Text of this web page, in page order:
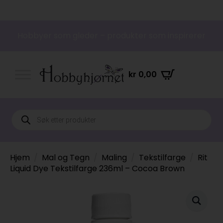
kr 0,00
Products
search
Hjem Mal og Tegn Maling Tekstilfarge
Rit
Liquid Dye Tekstilfarge 236ml – Cocoa Brown